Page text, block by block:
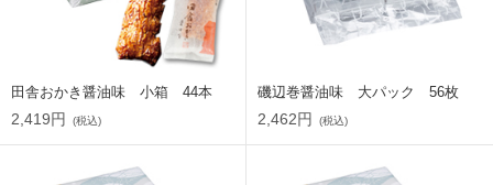
田舎おかき醤油味 小箱 44本
2,419円 (税込)
磯辺巻醤油味 大パック 56枚
2,462円 (税込)